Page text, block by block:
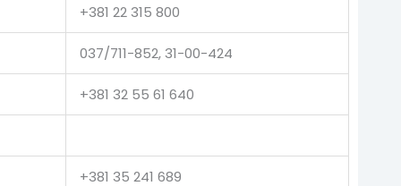
+381 22 315 800
037/711-852, 31-00-424
+381 32 55 61 640
+381 35 241 689